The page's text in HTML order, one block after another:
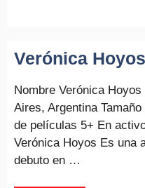
Verónica Hoyos
Nombre Verónica
Aires, Argentina
de películas 5+ En
Verónica Hoyos Es una
debuto en …